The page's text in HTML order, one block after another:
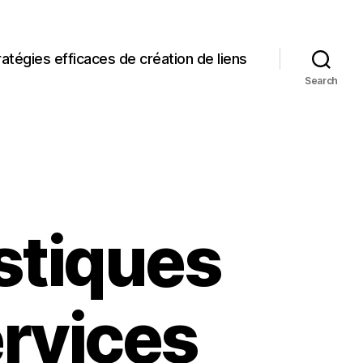
efficaces de création de liens
Search